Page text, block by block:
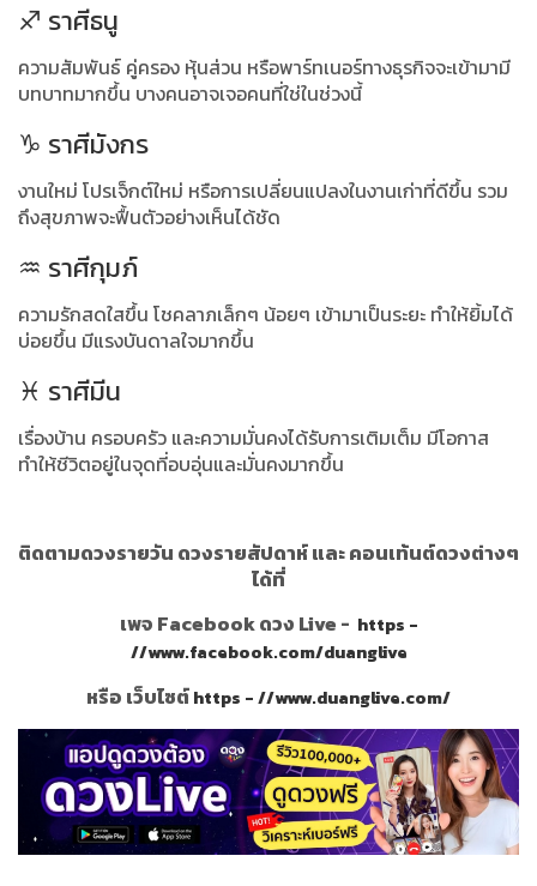
♐ ราศีธนู
ความสัมพันธ์ คู่ครอง หุ้นส่วน หรือพาร์ทเนอร์ทางธุรกิจจะเข้ามามี
บทบาทมากขึ้น บางคนอาจเจอคนที่ใช่ในช่วงนี้
♑ ราศีมังกร
งานใหม่ โปรเจ็กต์ใหม่ หรือการเปลี่ยนแปลงในงานเก่าที่ดีขึ้น รวม
ถึงสุขภาพจะฟื้นตัวอย่างเห็นได้ชัด
♒ ราศีกุมภ์
ความรักสดใสขึ้น โชคลาภเล็กๆ น้อยๆ เข้ามาเป็นระยะ ทำให้ยิ้มได้
บ่อยขึ้น มีแรงบันดาลใจมากขึ้น
♓ ราศีมีน
เรื่องบ้าน ครอบครัว และความมั่นคงได้รับการเติมเต็ม มีโอกาส
ทำให้ชีวิตอยู่ในจุดที่อบอุ่นและมั่นคงมากขึ้น
ติดตามดวงรายวัน ดวงรายสัปดาห์ และ คอนเท้นต์ดวงต่างๆ
ได้ที่
เพจ Facebook ดวง Live - https -
//www.facebook.com/duanglive
หรือ เว็บไซต์https - //www.duanglive.com/